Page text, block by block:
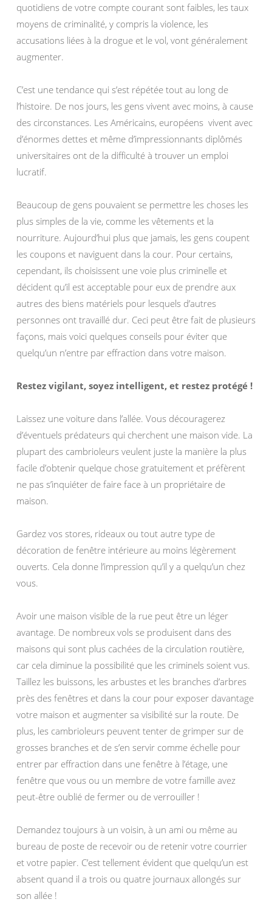
quotidiens de votre compte courant sont faibles, les taux
moyens de criminalité, y compris la violence, les
accusations liées à la drogue et le vol, vont généralement
augmenter.
C’est une tendance qui s’est répétée tout au long de
l’histoire. De nos jours, les gens vivent avec moins, à cause
des circonstances. Les Américains, européens vivent avec
d’énormes dettes et même d’impressionnants diplômés
universitaires ont de la difficulté à trouver un emploi
lucratif.
Beaucoup de gens pouvaient se permettre les choses les
plus simples de la vie, comme les vêtements et la
nourriture. Aujourd’hui plus que jamais, les gens coupent
les coupons et naviguent dans la cour. Pour certains,
cependant, ils choisissent une voie plus criminelle et
décident qu’il est acceptable pour eux de prendre aux
autres des biens matériels pour lesquels d’autres
personnes ont travaillé dur. Ceci peut être fait de plusieurs
façons, mais voici quelques conseils pour éviter que
quelqu’un n’entre par effraction dans votre maison.
Restez vigilant, soyez intelligent, et restez protégé !
Laissez une voiture dans l’allée. Vous découragerez
d’éventuels prédateurs qui cherchent une maison vide. La
plupart des cambrioleurs veulent juste la manière la plus
facile d’obtenir quelque chose gratuitement et préfèrent
ne pas s’inquiéter de faire face à un propriétaire de
maison.
Gardez vos stores, rideaux ou tout autre type de
décoration de fenêtre intérieure au moins légèrement
ouverts. Cela donne l’impression qu’il y a quelqu’un chez
vous.
Avoir une maison visible de la rue peut être un léger
avantage. De nombreux vols se produisent dans des
maisons qui sont plus cachées de la circulation routière,
car cela diminue la possibilité que les criminels soient vus.
Taillez les buissons, les arbustes et les branches d’arbres
près des fenêtres et dans la cour pour exposer davantage
votre maison et augmenter sa visibilité sur la route. De
plus, les cambrioleurs peuvent tenter de grimper sur de
grosses branches et de s’en servir comme échelle pour
entrer par effraction dans une fenêtre à l’étage, une
fenêtre que vous ou un membre de votre famille avez
peut-être oublié de fermer ou de verrouiller !
Demandez toujours à un voisin, à un ami ou même au
bureau de poste de recevoir ou de retenir votre courrier
et votre papier. C’est tellement évident que quelqu’un est
absent quand il a trois ou quatre journaux allongés sur
son allée !